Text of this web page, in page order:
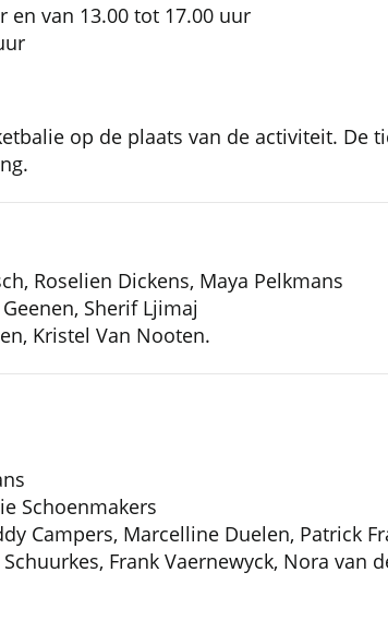
en van 13.00 tot 17.00 uur
op de plaats van de activiteit. De
Roselien Dickens, Maya Pelkmans
Sherif Ljimaj
Kristel Van Nooten.
Schoenmakers
Campers, Marcelline Duelen, Patrick
Frank Vaernewyck, Nora van